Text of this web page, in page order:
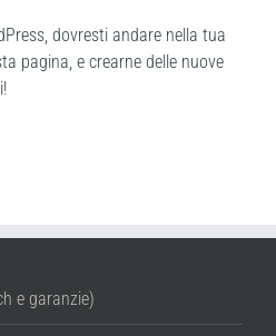
dovresti andare nella tua
pagina, e crearne delle nuove
e garanzie)